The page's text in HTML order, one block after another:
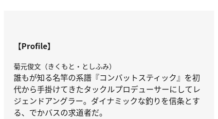
【Profile】
菊元俊文（きくもと・としふみ）
誰もが知る名竿の系譜『コンバットスティック』を初
代から手掛けてきたタックルプロデューサーにしてレ
ジェンドアングラー。ダイナミックな釣りを信条とす
る、でかバスの求道者だ。